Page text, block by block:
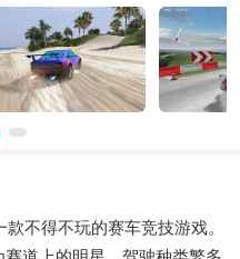
不得不玩的赛车竞技游戏。